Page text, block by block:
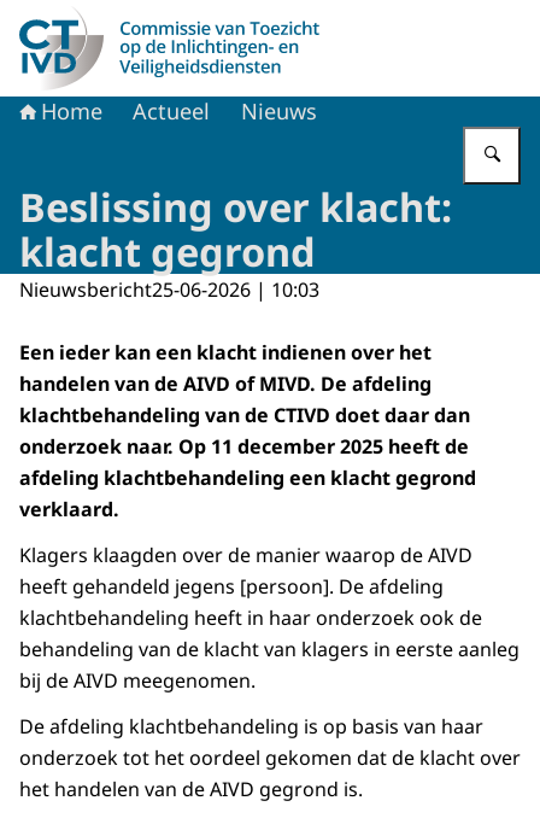
Naar de homepage van CTIVD
Home Actueel Nieuws
Beslissing over klacht:
klacht gegrond
Nieuwsbericht25-06-2026 | 10:03
Een ieder kan een klacht indienen over het
handelen van de AIVD of MIVD. De afdeling
klachtbehandeling van de CTIVD doet daar dan
onderzoek naar. Op 11 december 2025 heeft de
afdeling klachtbehandeling een klacht gegrond
verklaard.
Klagers klaagden over de manier waarop de AIVD
heeft gehandeld jegens [persoon]. De afdeling
klachtbehandeling heeft in haar onderzoek ook de
behandeling van de klacht van klagers in eerste aanleg
bij de AIVD meegenomen.
De afdeling klachtbehandeling is op basis van haar
onderzoek tot het oordeel gekomen dat de klacht over
het handelen van de AIVD gegrond is.